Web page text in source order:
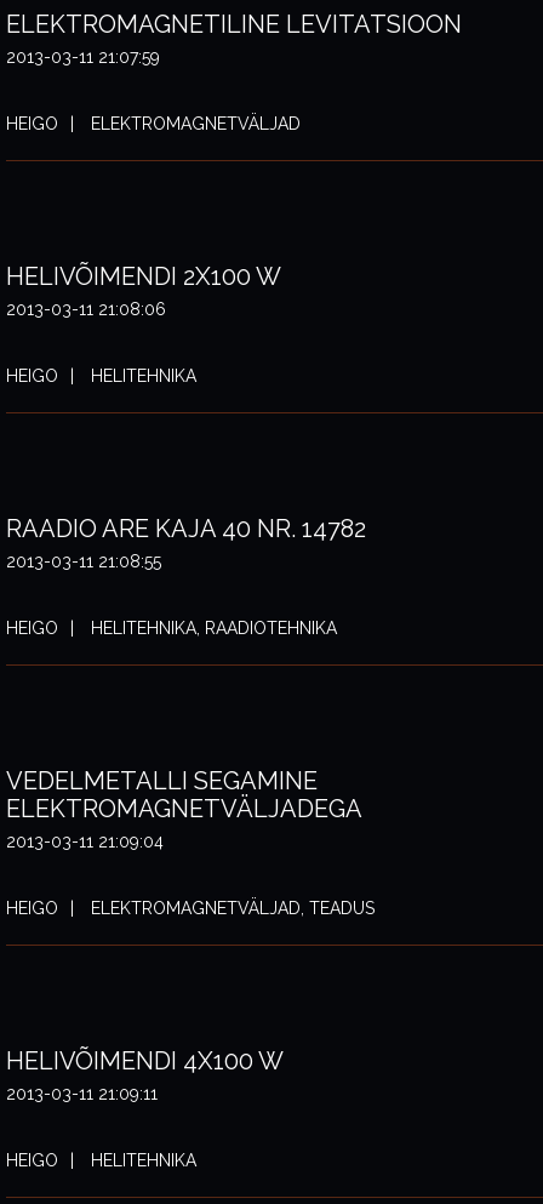
ELEKTROMAGNETILINE LEVITATSIOON
2013-03-11 21:07:59
HEIGO ELEKTROMAGNETVÄLJAD
HELIVÕIMENDI 2X100 W
2013-03-11 21:08:06
HEIGO HELITEHNIKA
RAADIO ARE KAJA 40 NR. 14782
2013-03-11 21:08:55
HEIGO HELITEHNIKA, RAADIOTEHNIKA
VEDELMETALLI SEGAMINE
ELEKTROMAGNETVÄLJADEGA
2013-03-11 21:09:04
HEIGO ELEKTROMAGNETVÄLJAD, TEADUS
HELIVÕIMENDI 4X100 W
2013-03-11 21:09:11
HEIGO HELITEHNIKA